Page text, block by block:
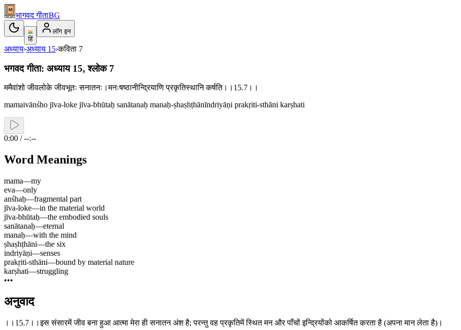
भागवद गीताBG
हिं
लॉग इन
अध्याय›अध्याय 15›कविता 7
भगवद गीता: अध्याय 15, श्लोक 7
ममैवांशो जीवलोके जीवभूतः सनातनः।मनःषष्ठानीन्द्रियाणि प्रकृतिस्थानि कर्षति।।15.7।।
mamaivānśho jīva-loke jīva-bhūtaḥ sanātanaḥ manaḥ-ṣhaṣhṭhānīndriyāṇi prakṛiti-sthāni karṣhati
0:00 / --:--
Word Meanings
mama—my
eva—only
anśhaḥ—fragmental part
jīva-loke—in the material world
jīva-bhūtaḥ—the embodied souls
sanātanaḥ—eternal
manaḥ—with the mind
ṣhaṣhṭhāni—the six
indriyāṇi—senses
prakṛiti-sthāni—bound by material nature
karṣhati—struggling
•••
अनुवाद
।।15.7।।इस संसारमें जीव बना हुआ आत्मा मेरा ही सनातन अंश है; परन्तु वह प्रकृतिमें स्थित मन और पाँचों इन्द्रियोंको आकर्षित करता है (अपना मान लेता है)।